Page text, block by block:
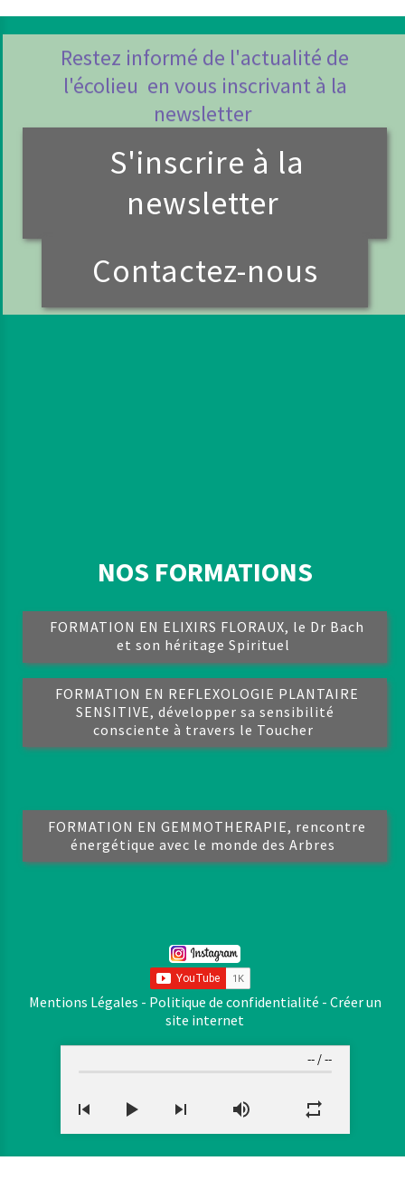
Restez informé de l'actualité de
l'écolieu en vous inscrivant à la
newsletter
S'inscrire à la
newsletter
Contactez-nous
NOS FORMATIONS
FORMATION EN ELIXIRS FLORAUX, le Dr Bach
et son héritage Spirituel
FORMATION EN REFLEXOLOGIE PLANTAIRE
SENSITIVE, développer sa sensibilité
consciente à travers le Toucher
FORMATION EN GEMMOTHERAPIE, rencontre
énergétique avec le monde des Arbres
Mentions Légales Politique de confidentialité
Créer un
site internet
-- /--